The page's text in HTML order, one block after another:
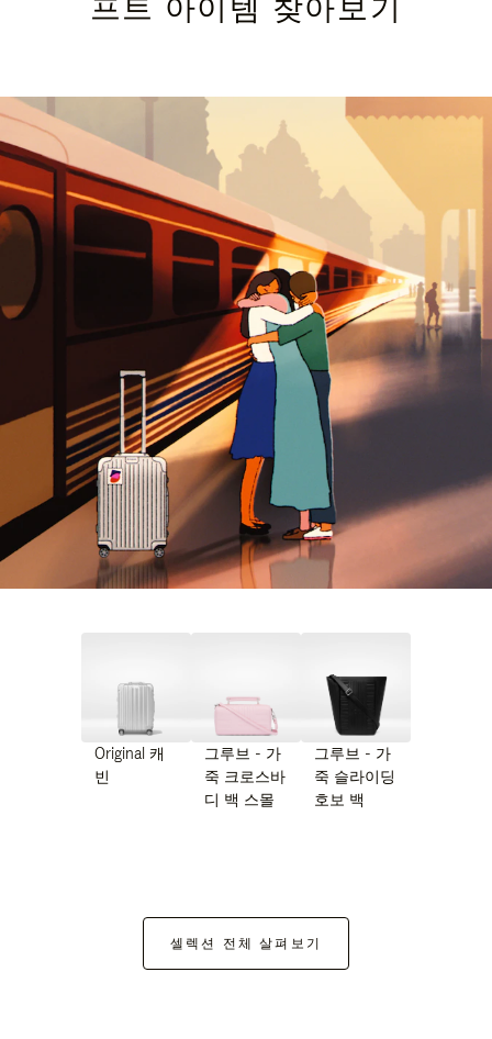
Original 캐
빈
그루브 - 가
죽 크로스바
디 백 스몰
그루브 - 가
죽 슬라이딩
호보 백
셀렉션 전체 살펴보기